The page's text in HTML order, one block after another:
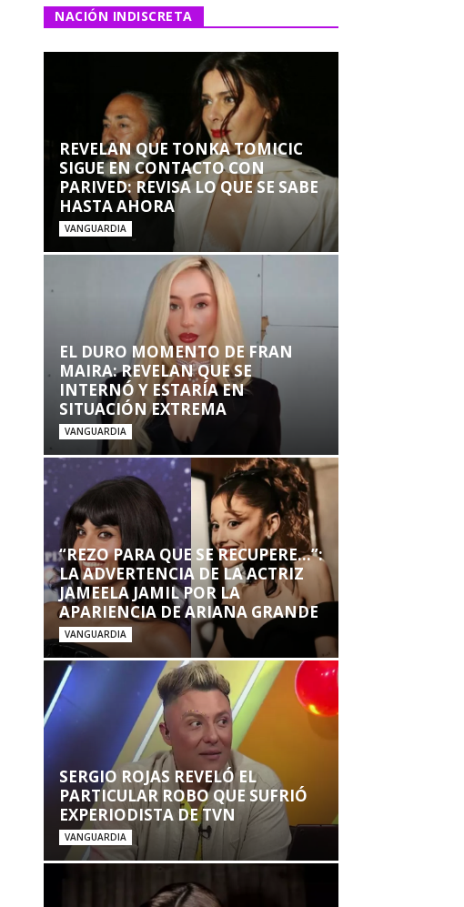
NACIÓN INDISCRETA
REVELAN QUE TONKA TOMICIC
SIGUE EN CONTACTO CON
PARIVED: REVISA LO QUE SE SABE
HASTA AHORA
VANGUARDIA
EL DURO MOMENTO DE FRAN
MAIRA: REVELAN QUE SE
INTERNÓ Y ESTARÍA EN
SITUACIÓN EXTREMA
VANGUARDIA
“REZO PARA QUE SE RECUPERE…”:
LA ADVERTENCIA DE LA ACTRIZ
JAMEELA JAMIL POR LA
APARIENCIA DE ARIANA GRANDE
VANGUARDIA
SERGIO ROJAS REVELÓ EL
PARTICULAR ROBO QUE SUFRIÓ
EXPERIODISTA DE TVN
VANGUARDIA